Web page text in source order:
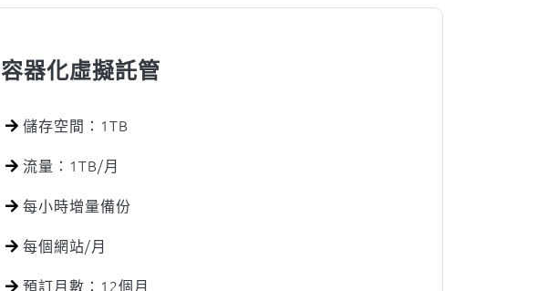
容器化虛擬託管
儲存空間：1TB
流量：1TB/月
每小時增量備份
每個網站/月
預訂月數：12個月